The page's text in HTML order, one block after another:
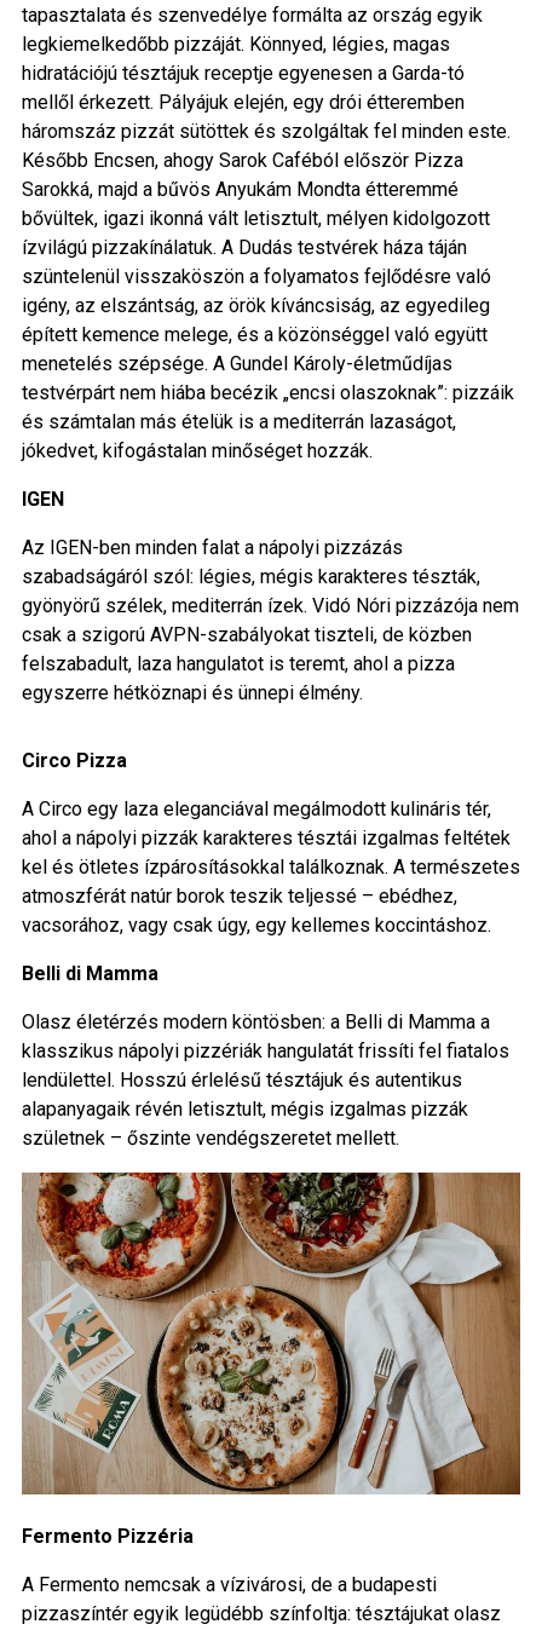
tapasztalata és szenvedélye formálta az ország egyik
legkiemelkedőbb pizzáját. Könnyed, légies, magas
hidratációjú tésztájuk receptje egyenesen a Garda-tó
mellől érkezett. Pályájuk elején, egy drói étteremben
háromszáz pizzát sütöttek és szolgáltak fel minden este.
Később Encsen, ahogy Sarok Caféból először Pizza
Sarokká, majd a bűvös Anyukám Mondta étteremmé
bővültek, igazi ikonná vált letisztult, mélyen kidolgozott
ízvilágú pizzakínálatuk. A Dudás testvérek háza táján
szüntelenül visszaköszön a folyamatos fejlődésre való
igény, az elszántság, az örök kíváncsiság, az egyedileg
épített kemence melege, és a közönséggel való együtt
menetelés szépsége. A Gundel Károly-életműdíjas
testvérpárt nem hiába becézik „encsi olaszoknak”: pizzáik
és számtalan más ételük is a mediterrán lazaságot,
jókedvet, kifogástalan minőséget hozzák.
IGEN
Az IGEN-ben minden falat a nápolyi pizzázás
szabadságáról szól: légies, mégis karakteres tészták,
gyönyörű szélek, mediterrán ízek. Vidó Nóri pizzázója nem
csak a szigorú AVPN-szabályokat tiszteli, de közben
felszabadult, laza hangulatot is teremt, ahol a pizza
egyszerre hétköznapi és ünnepi élmény.
Circo Pizza
A Circo egy laza eleganciával megálmodott kulináris tér,
ahol a nápolyi pizzák karakteres tésztái izgalmas feltétek
kel és ötletes ízpárosításokkal találkoznak. A természetes
atmoszférát natúr borok teszik teljessé – ebédhez,
vacsorához, vagy csak úgy, egy kellemes koccintáshoz.
Belli di Mamma
Olasz életérzés modern köntösben: a Belli di Mamma a
klasszikus nápolyi pizzériák hangulatát frissíti fel fiatalos
lendülettel. Hosszú érlelésű tésztájuk és autentikus
alapanyagaik révén letisztult, mégis izgalmas pizzák
születnek – őszinte vendégszeretet mellett.
Fermento Pizzéria
A Fermento nemcsak a vízivárosi, de a budapesti
pizzaszíntér egyik legüdébb színfoltja: tésztájukat olasz